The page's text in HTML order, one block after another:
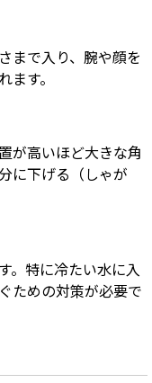
まで入り、腕や顔を
ます。
が高いほど大きな角
に下げる（しゃが
。特に冷たい水に入
ための対策が必要で